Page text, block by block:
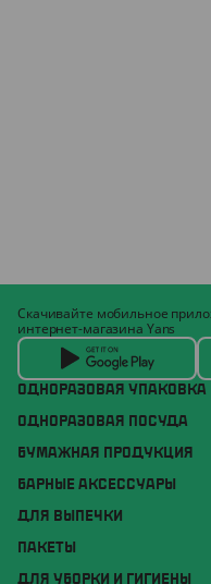
ОДНОРАЗОВАЯ УПАКОВКА
ОДНОРАЗОВАЯ ПОСУДА
БУМАЖНАЯ ПРОДУКЦИЯ
БАРНЫЕ АКСЕССУАРЫ
ДЛЯ ВЫПЕЧКИ
ПАКЕТЫ
ДЛЯ УБОРКИ И ГИГИЕНЫ
Скачивайте мобильное
интернет-магазина Yans